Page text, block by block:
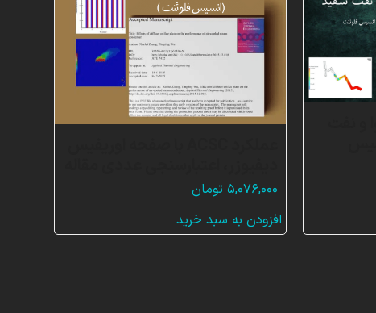
۵,۰۷۶,۰۰۰ تومان
افزودن به سبد خرید